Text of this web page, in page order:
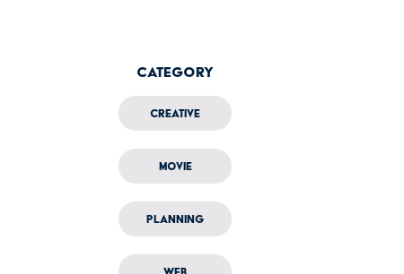
Category
Creative
Movie
Planning